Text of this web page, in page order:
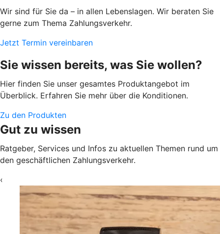
Wir sind für Sie da – in allen Lebenslagen. Wir beraten Sie
gerne zum Thema Zahlungsverkehr.
Jetzt Termin vereinbaren
Sie wissen bereits, was Sie wollen?
Hier finden Sie unser gesamtes Produktangebot im
Überblick. Erfahren Sie mehr über die Konditionen.
Zu den Produkten
Gut zu wissen
Ratgeber, Services und Infos zu aktuellen Themen rund um
den geschäftlichen Zahlungsverkehr.
‹